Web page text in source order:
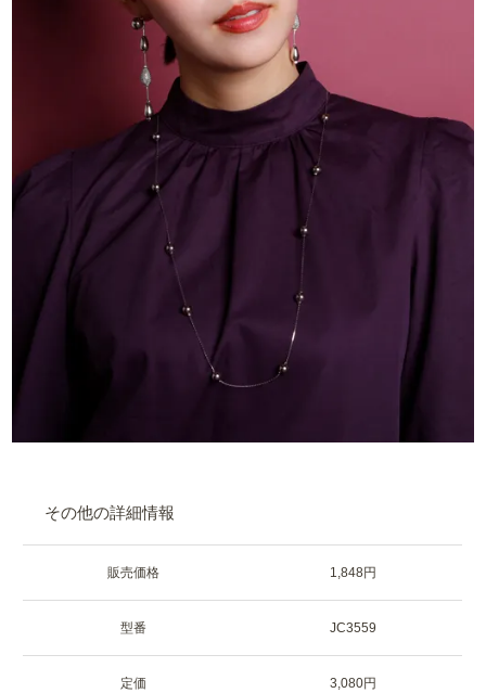
その他の詳細情報
販売価格 1,848円
型番 JC3559
定価 3,080円